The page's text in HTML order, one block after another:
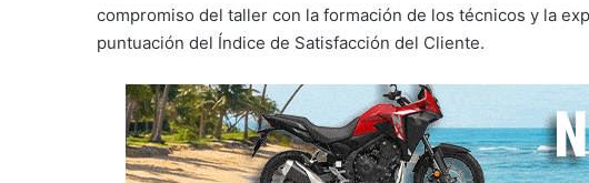
compromiso del taller con la formación de los técnicos y la
puntuación del Índice de Satisfacción del Cliente.